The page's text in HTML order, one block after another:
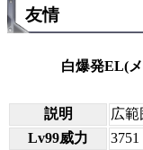
友情
白爆発EL(
説明
広
Lv99威力
3751